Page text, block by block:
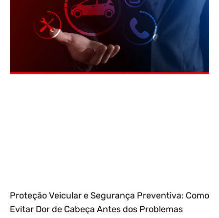
Proteção Veicular e Segurança Preventiva: Como
Evitar Dor de Cabeça Antes dos Problemas